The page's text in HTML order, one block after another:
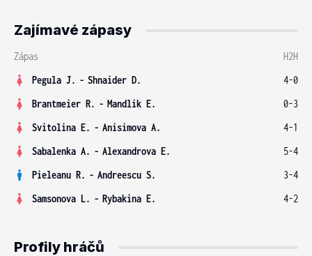
Zajímavé zápasy
Zápas
H2H
Pegula J. - Shnaider D.
4-0
Brantmeier R. - Mandlik E.
0-3
Svitolina E. - Anisimova A.
4-1
Sabalenka A. - Alexandrova E.
5-4
Pieleanu R. - Andreescu S.
3-4
Samsonova L. - Rybakina E. 4-2
Profily hráčů